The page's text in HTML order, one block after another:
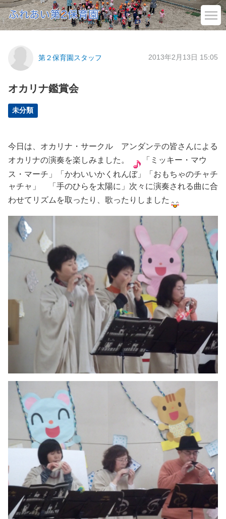
第２保育園スタッフ 2013年2月13日 15:05
オカリナ鑑賞会
未分類
今日は、オカリナ・サークル アンダンテの皆さんによる
オカリナの演奏を楽しみました。
「ミッキー・マウ
ス・マーチ」「かわいいかくれんぼ」「おもちゃのチャチ
ャチャ」 「手のひらを太陽に」次々に演奏される曲に合
わせてリズムを取ったり、歌ったりしました